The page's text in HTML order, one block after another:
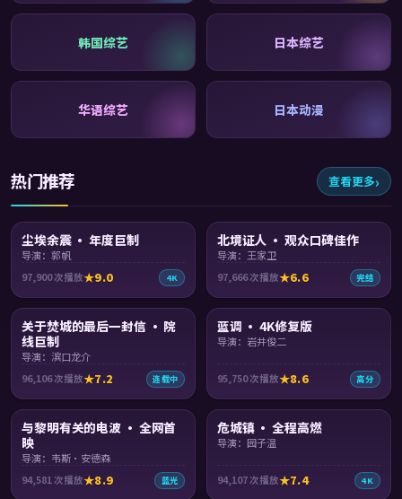
韩国综艺 日本综艺
华语综艺 日本动漫
热门推荐 查看更多
尘埃余震 · 年度巨制
导演：郭帆
97,900次播放 9.0 4K
北境证人 · 观众口碑佳作
导演：王家卫
97,666次播放 6.6 完结
关于焚城的最后一封信 · 院
线巨制
导演：滨口龙介
96,106次播放 7.2 连载中
蓝调 · 4K修复版
导演：岩井俊二
95,750次播放 8.6 高分
与黎明有关的电波 · 全网首
映
导演：韦斯·安德森
94,581 次播放 8.9 蓝光
危城镇 · 全程高燃
导演：园子温
94,107次播放 7.4 4K